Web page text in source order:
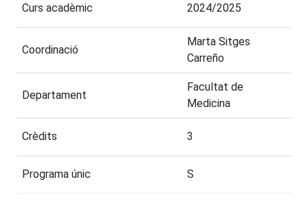
Curs acadèmic 2024/2025
Coordinació
Marta Sitges
Carreño
Departament
Facultat de
Medicina
Crèdits 3
Programa únic S